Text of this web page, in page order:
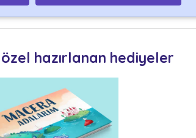
hazırlanan hediyeler